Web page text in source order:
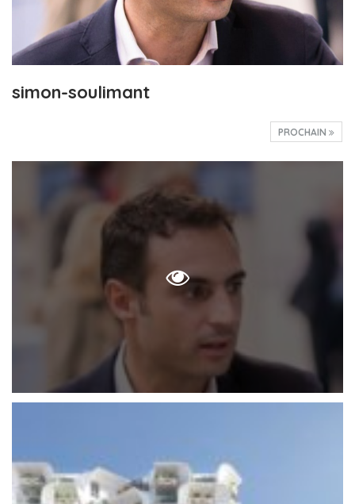
simon-soulimant
PROCHAIN